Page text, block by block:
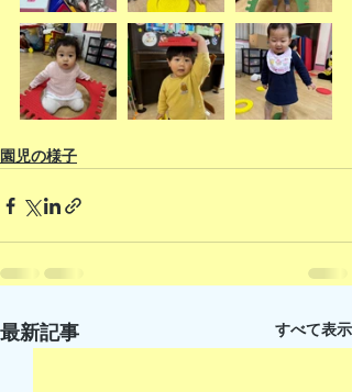
園児の様子
最新記事 すべて表示